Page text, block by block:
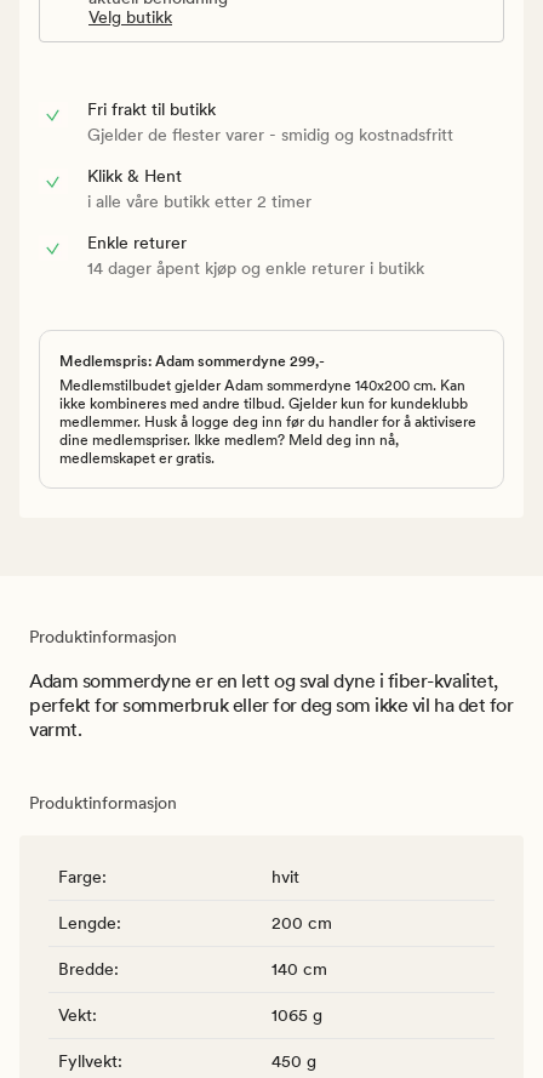
Velg butikk
Fri frakt til butikk
Gjelder de flester varer - smidig og kostnadsfritt
Klikk & Hent
i alle våre butikk etter 2 timer
Enkle returer
14 dager åpent kjøp og enkle returer i butikk
Medlemspris: Adam sommerdyne 299,-
Medlemstilbudet gjelder Adam sommerdyne 140x200 cm. Kan
ikke kombineres med andre tilbud. Gjelder kun for kundeklubb
medlemmer. Husk å logge deg inn før du handler for å aktivisere
dine medlemspriser. Ikke medlem? Meld deg inn nå,
medlemskapet er gratis.
Produktinformasjon
Adam sommerdyne er en lett og sval dyne i fiber-kvalitet,
perfekt for sommerbruk eller for deg som ikke vil ha det for
varmt.
Produktinformasjon
Farge: hvit
Lengde: 200 cm
Bredde: 140 cm
Vekt: 1065 g
Fyllvekt: 450 g